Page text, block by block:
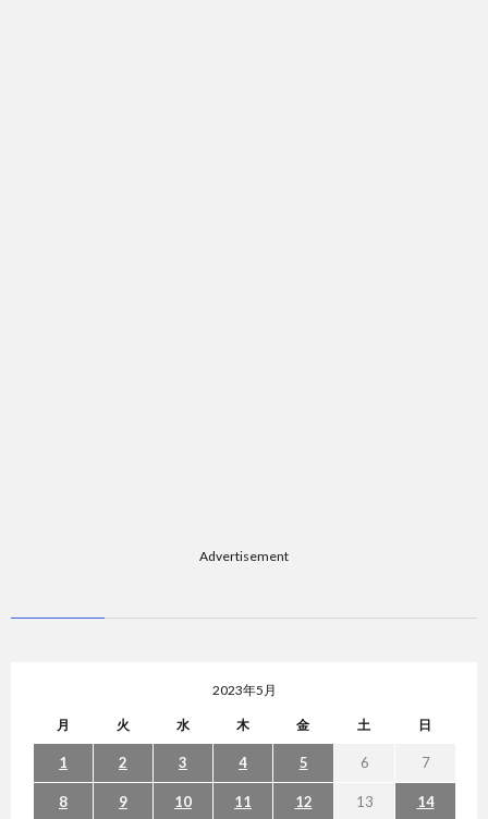
Advertisement
2023年5月
月 火 水 木 金 土 日
1 2 3 4 5 6 7
8 9 10 11 12 13 14